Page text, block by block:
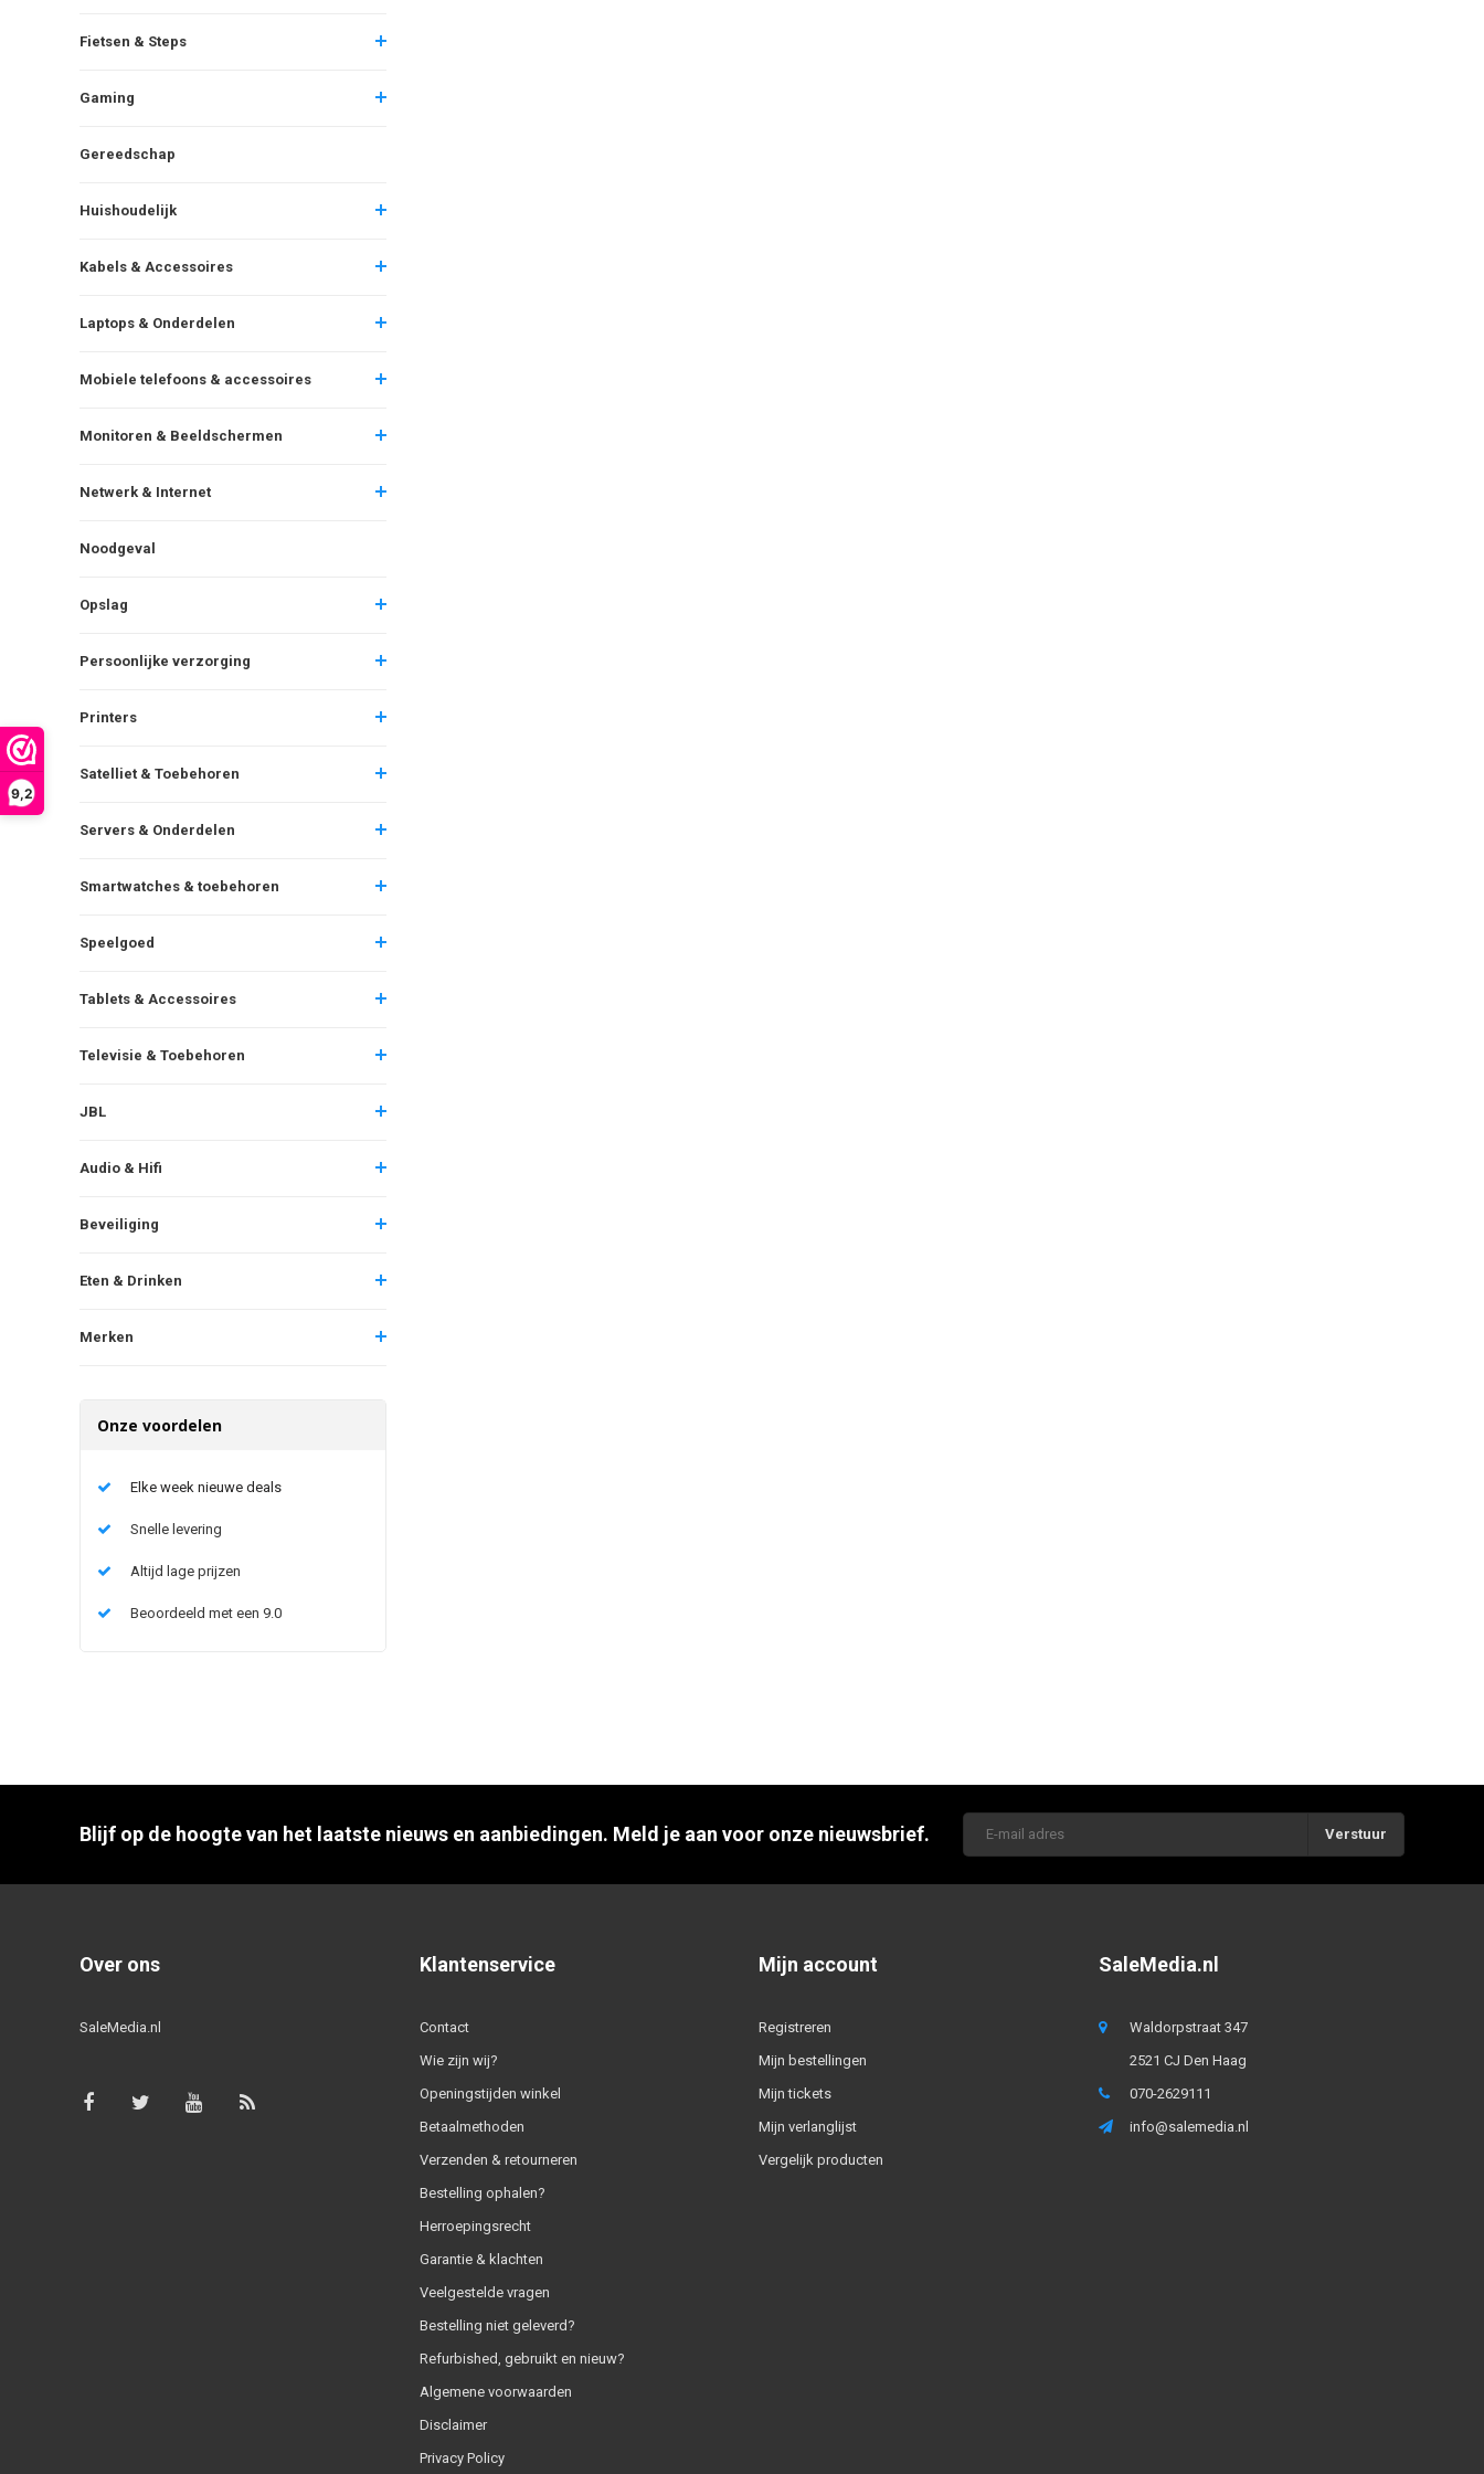
9,2
Fietsen & Steps
Gaming
Gereedschap
Huishoudelijk
Kabels & Accessoires
Laptops & Onderdelen
Mobiele telefoons & accessoires
Monitoren & Beeldschermen
Netwerk & Internet
Noodgeval
Opslag
Persoonlijke verzorging
Printers
Satelliet & Toebehoren
Servers & Onderdelen
Smartwatches & toebehoren
Speelgoed
Tablets & Accessoires
Televisie & Toebehoren
JBL
Audio & Hifi
Beveiliging
Eten & Drinken
Merken
Onze voordelen
Elke week nieuwe deals
Snelle levering
Altijd lage prijzen
Beoordeeld met een 9.0
Blijf op de hoogte van het laatste nieuws en aanbiedingen. Meld je aan voor onze nieuwsbrief. Verstuur
Over ons
SaleMedia.nl
Klantenservice
Contact
Wie zijn wij?
Openingstijden winkel
Betaalmethoden
Verzenden & retourneren
Bestelling ophalen?
Herroepingsrecht
Garantie & klachten
Veelgestelde vragen
Bestelling niet geleverd?
Refurbished, gebruikt en nieuw?
Algemene voorwaarden
Disclaimer
Privacy Policy
Mijn account
Registreren
Mijn bestellingen
Mijn tickets
Mijn verlanglijst
Vergelijk producten
SaleMedia.nl
Waldorpstraat 347
2521 CJ Den Haag
070-2629111
info@salemedia.nl